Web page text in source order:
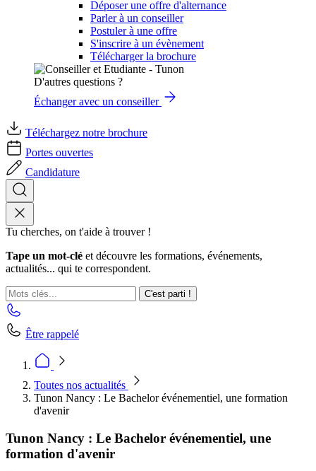
Déposer une offre d'alternance
Parler à un conseiller
Postuler à une offre
S'inscrire à un évènement
Télécharger la brochure
D'autres questions ?
Échanger avec un conseiller
Téléchargez notre brochure
Portes ouvertes
Candidature
Tu cherches, on t'aide à trouver !
Tape un mot-clé et découvre les formations, événements,
actualités... qui te correspondent.
C'est parti !
Être rappelé
Toutes nos actualités
Tunon Nancy : Le Bachelor événementiel, une formation
d'avenir
Tunon Nancy : Le Bachelor événementiel, une
formation d'avenir